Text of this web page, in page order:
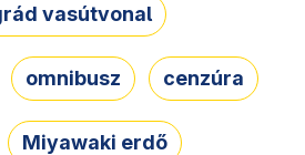
vasútvonal
omnibusz cenzúra
Miyawaki erdő